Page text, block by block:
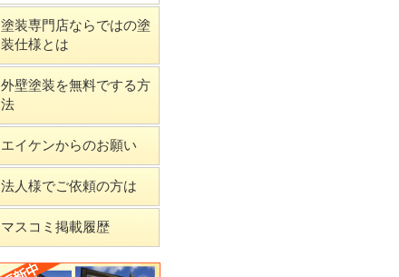
塗装専門店ならではの塗
装仕様とは
外壁塗装を無料でする方
法
エイケンからのお願い
法人様でご依頼の方は
マスコミ掲載履歴